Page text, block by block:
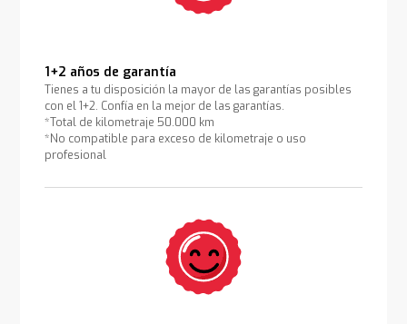
1+2 años de garantía
Tienes a tu disposición la mayor de las garantías posibles
con el 1+2. Confía en la mejor de las garantías.
*Total de kilometraje 50.000 km
*No compatible para exceso de kilometraje o uso
profesional